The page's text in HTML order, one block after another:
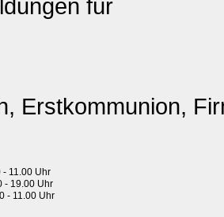
für
Erstkommunion,
11.00 Uhr
19.00 Uhr
- 11.00 Uhr